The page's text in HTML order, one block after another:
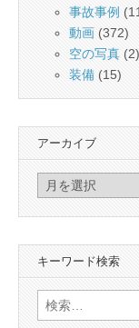
事故事例
動画 (372)
空の写真 (2)
装備 (15)
アーカイブ
イ
キーワード検索
検
索: